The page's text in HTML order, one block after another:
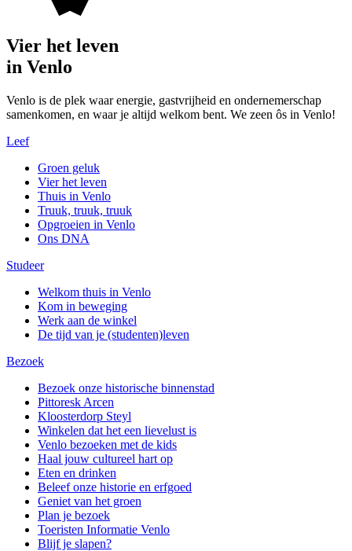
Vier het leven
in Venlo
Venlo is de plek waar energie, gastvrijheid en ondernemerschap
samenkomen, en waar je altijd welkom bent. We zeen ôs in Venlo!
Leef
Groen geluk
Vier het leven
Thuis in Venlo
Truuk, truuk, truuk
Opgroeien in Venlo
Ons DNA
Studeer
Welkom thuis in Venlo
Kom in beweging
Werk aan de winkel
De tijd van je (studenten)leven
Bezoek
Bezoek onze historische binnenstad
Pittoresk Arcen
Kloosterdorp Steyl
Winkelen dat het een lievelust is
Venlo bezoeken met de kids
Haal jouw cultureel hart op
Eten en drinken
Beleef onze historie en erfgoed
Geniet van het groen
Plan je bezoek
Toeristen Informatie Venlo
Blijf je slapen?